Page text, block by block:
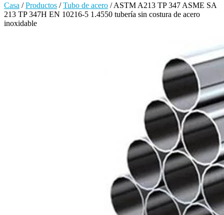
Casa /Productos /Tubo de acero /ASTM A213 TP 347 ASME SA
213 TP 347H EN 10216-5 1.4550 tubería sin costura de acero
inoxidable